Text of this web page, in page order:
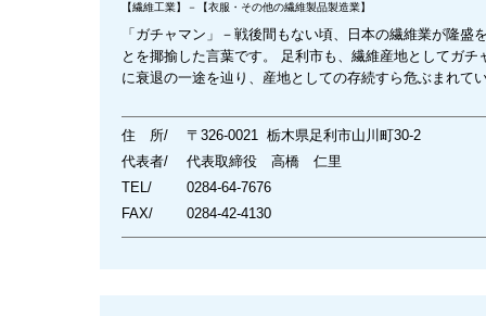
【繊維工業】－【衣服・その他の繊維製品製造業】
「ガチャマン」－戦後間もない頃、日本の繊維業が隆
とを揶揄した言葉です。 足利市も、繊維産地としてガ
に衰退の一途を辿り、産地としての存続すら危ぶまれて
住 所/
〒326-0021 栃木県足利市山川町30-2
代表者/
代表取締役 高橋 仁里
TEL/
0284-64-7676
FAX/
0284-42-4130